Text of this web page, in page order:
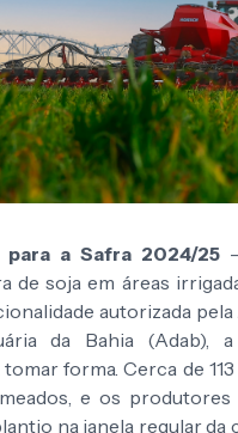
para a Safra 2024/25
de soja em áreas
autorizada
da Bahia (Adab),
forma. Cerca de
e os
na janela regular da